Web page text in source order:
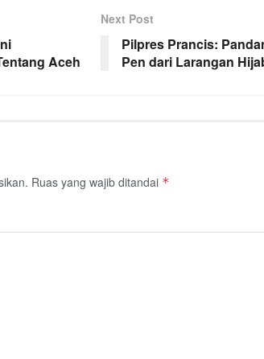
Aceh
Next Post
Pilpres Prancis:
Pen dari Larangan
Ruas yang wajib ditandai *